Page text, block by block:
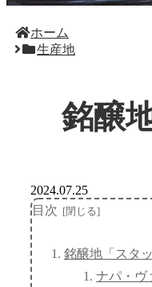
ホーム
生産地
銘醸
2024.07.25
目次
銘醸地「スタ
ナパ・ヴ